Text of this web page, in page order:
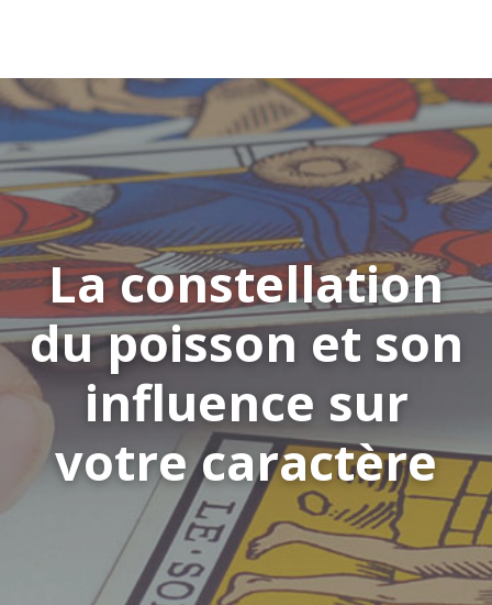
La constellation
du poisson et son
influence sur
votre caractère